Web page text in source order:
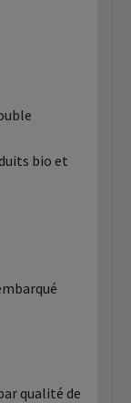
bio et
qualité de